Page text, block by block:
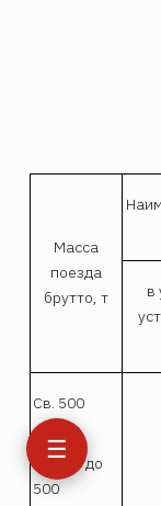
☰
Масса
поезда
брутто, т
в
Св. 500
св. 300 до
500